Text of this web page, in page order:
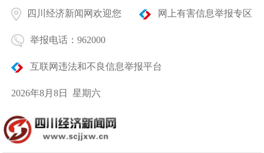
四川经济新闻网欢迎您 网上有害信息举报专区
举报电话：962000
互联网违法和不良信息举报平台
2026年8月8日 星期六